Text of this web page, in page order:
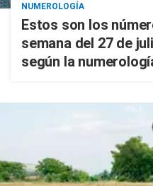
NUMEROLOGÍA
Estos son los
semana del 27 de
según la